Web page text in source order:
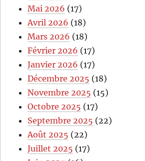
Mai 2026 (17)
Avril 2026 (18)
Mars 2026 (18)
Février 2026 (17)
Janvier 2026 (17)
Décembre 2025 (18)
Novembre 2025 (15)
Octobre 2025 (17)
Septembre 2025 (22)
Août 2025 (22)
Juillet 2025 (17)